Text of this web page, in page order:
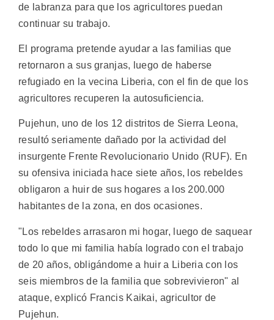
de labranza para que los agricultores puedan
continuar su trabajo.
El programa pretende ayudar a las familias que
retornaron a sus granjas, luego de haberse
refugiado en la vecina Liberia, con el fin de que los
agricultores recuperen la autosuficiencia.
Pujehun, uno de los 12 distritos de Sierra Leona,
resultó seriamente dañado por la actividad del
insurgente Frente Revolucionario Unido (RUF). En
su ofensiva iniciada hace siete años, los rebeldes
obligaron a huir de sus hogares a los 200.000
habitantes de la zona, en dos ocasiones.
"Los rebeldes arrasaron mi hogar, luego de saquear
todo lo que mi familia había logrado con el trabajo
de 20 años, obligándome a huir a Liberia con los
seis miembros de la familia que sobrevivieron" al
ataque, explicó Francis Kaikai, agricultor de
Pujehun.